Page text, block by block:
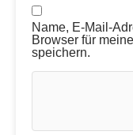
Name, E-Mail-
Browser für
speichern.